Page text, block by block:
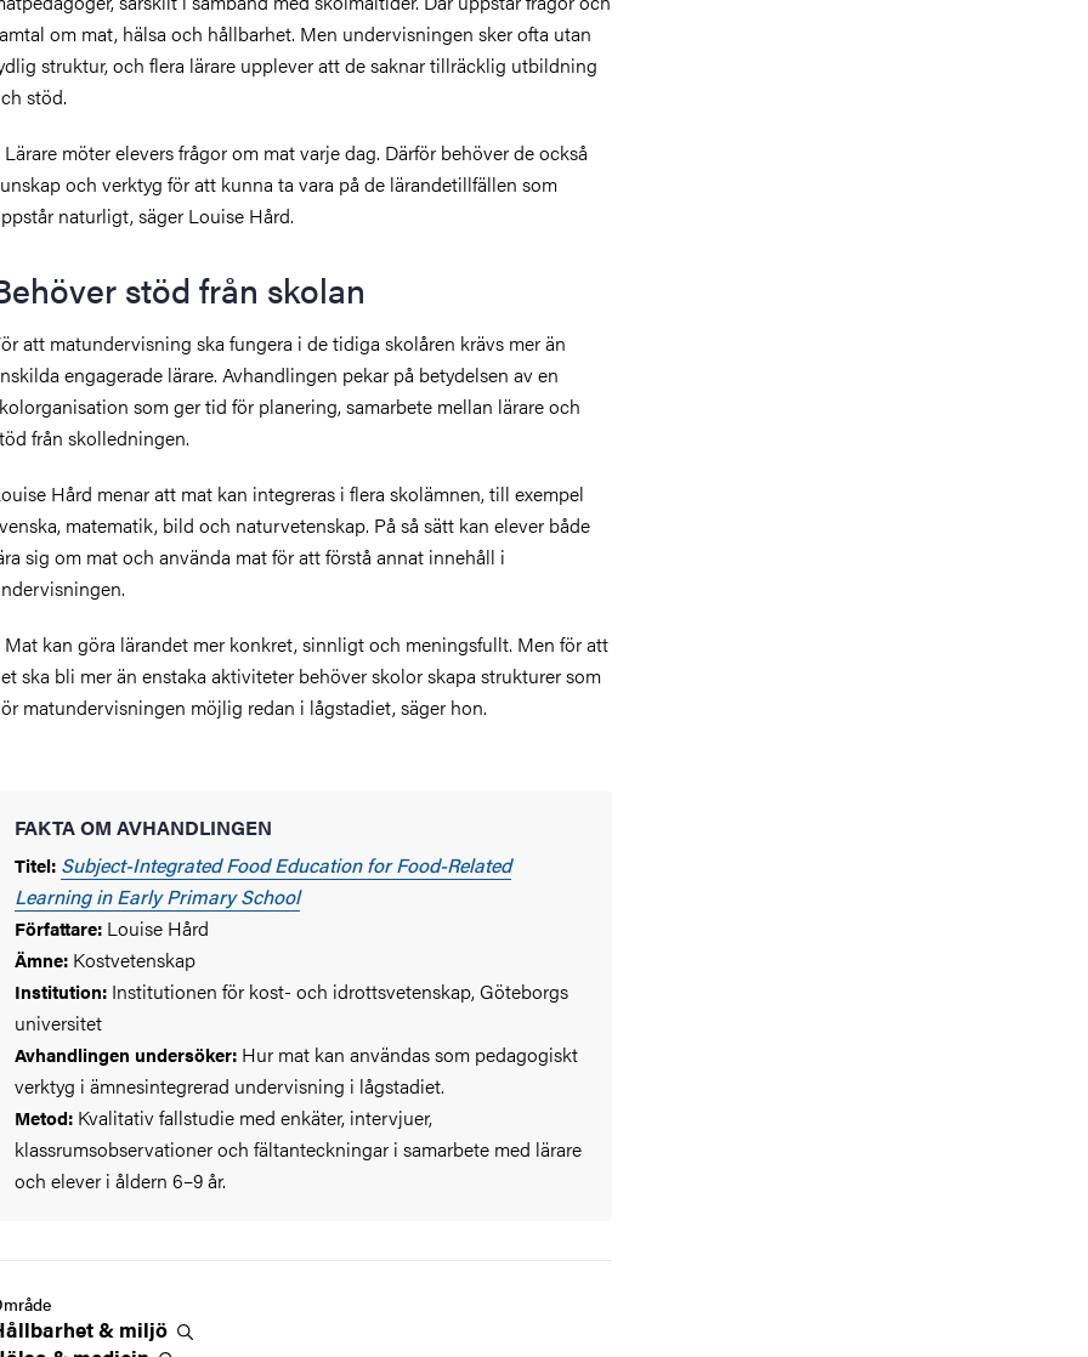
om mat, hälsa och hållbarhet. Men undervisningen sker ofta utan
struktur, och flera lärare upplever att de saknar tillräcklig utbildning
stöd.
Lärare möter elevers frågor om mat varje dag. Därför behöver de också
och verktyg för att kunna ta vara på de lärandetillfällen som
naturligt, säger Louise Hård.
stöd från skolan
att matundervisning ska fungera i de tidiga skolåren krävs mer än
engagerade lärare. Avhandlingen pekar på betydelsen av en
som ger tid för planering, samarbete mellan lärare och
från skolledningen.
Hård menar att mat kan integreras i flera skolämnen, till exempel
matematik, bild och naturvetenskap. På så sätt kan elever både
sig om mat och använda mat för att förstå annat innehåll i
Mat kan göra lärandet mer konkret, sinnligt och meningsfullt. Men för att
ska bli mer än enstaka aktiviteter behöver skolor skapa strukturer som
matundervisningen möjlig redan i lågstadiet, säger hon.
FAKTA OM AVHANDLINGEN
Titel: Subject-Integrated Food Education for Food-Related
Learning in Early Primary School
Författare: Louise Hård
Ämne: Kostvetenskap
Institution: Institutionen för kost- och idrottsvetenskap, Göteborgs
universitet
Avhandlingen undersöker: Hur mat kan användas som pedagogiskt
verktyg i ämnesintegrerad undervisning i lågstadiet.
Metod: Kvalitativ fallstudie med enkäter, intervjuer,
klassrumsobservationer och fältanteckningar i samarbete med lärare
och elever i åldern 6–9 år.
& miljö